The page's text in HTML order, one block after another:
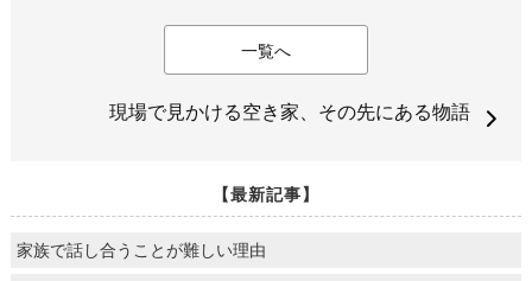
一覧へ
現場で見かける空き家、その先にある物語
【最新記事】
家族で話し合うことが難しい理由